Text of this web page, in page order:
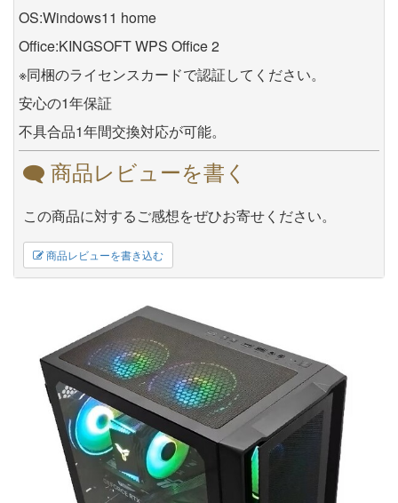
OS:Windows11 home
Office:KINGSOFT WPS Office 2
※同梱のライセンスカードで認証してください。
安心の1年保証
不具合品1年間交換対応が可能。
商品レビューを書く
この商品に対するご感想をぜひお寄せください。
商品レビューを書き込む